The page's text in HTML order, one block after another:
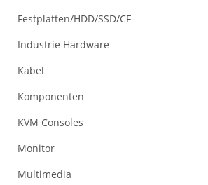
Festplatten/HDD/SSD/CF
Industrie Hardware
Kabel
Komponenten
KVM Consoles
Monitor
Multimedia